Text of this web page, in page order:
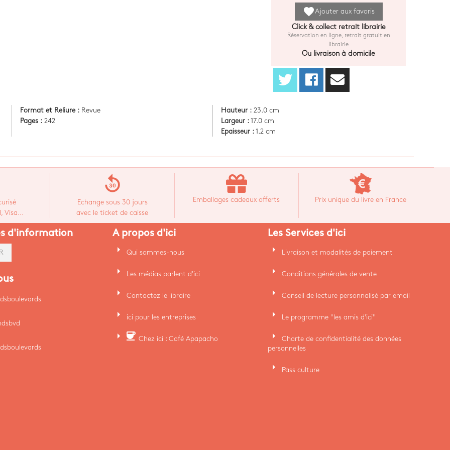
favoriteAjouter aux favoris
Click & collect retrait librairie
Réservation en ligne, retrait gratuit en
librairie
Ou livraison à domicile
Format et Reliure : Revue
Pages : 242
Hauteur : 23.0 cm
Largeur : 17.0 cm
Epaisseur : 1.2 cm
Visa...
replay_30
Echange sous 30 jours
avec le ticket de caisse
Emballages cadeaux offerts Prix unique du livre en France
d'information A propos d'ici
arrow_right Qui sommes-nous
arrow_right Les médias parlent d'ici
arrow_right Contactez le libraire
arrow_right ici pour les entreprises
arrow_right coffee Chez ici : Café Apapacho
Les Services d'ici
arrow_right Livraison et modalités de paiement
arrow_right Conditions générales de vente
arrow_right Conseil de lecture personnalisé par email
arrow_right Le programme "les amis d'ici"
arrow_right
Charte de confidentialité des données
personnelles
arrow_right Pass culture